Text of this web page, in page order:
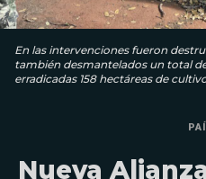
En las intervenciones fueron
también desmantelados un total
erradicadas 158 hectáreas de
Nueva